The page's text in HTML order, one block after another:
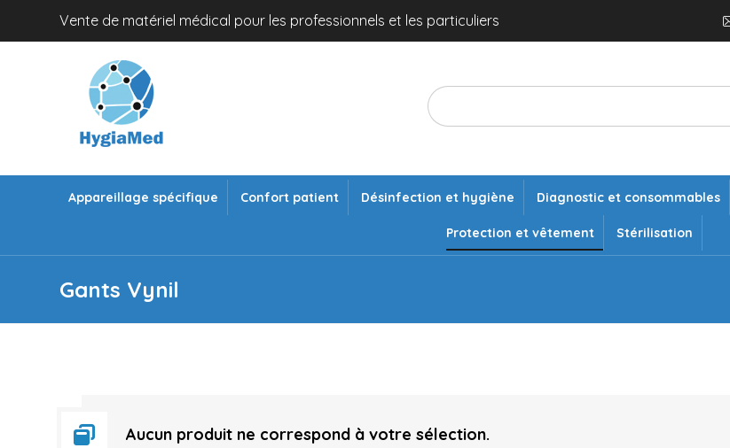
Vente de matériel médical pour les professionnels et les particuliers
Appareillage spécifique Confort patient Désinfection et hygiène Diagnostic et consommables
Protection et vêtement Stérilisation
Gants Vynil
Aucun produit ne correspond à votre sélection.